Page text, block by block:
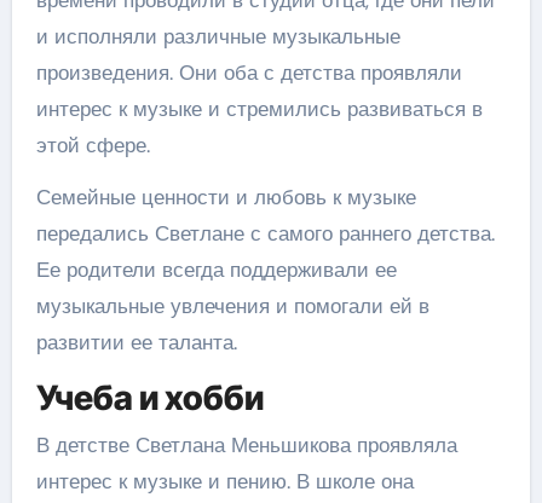
и исполняли различные музыкальные
произведения. Они оба с детства проявляли
интерес к музыке и стремились развиваться в
этой сфере.
Семейные ценности и любовь к музыке
передались Светлане с самого раннего детства.
Ее родители всегда поддерживали ее
музыкальные увлечения и помогали ей в
развитии ее таланта.
Учеба и хобби
В детстве Светлана Меньшикова проявляла
интерес к музыке и пению. В школе она